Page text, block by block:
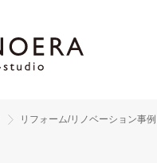
リフォーム/リノベーション事例